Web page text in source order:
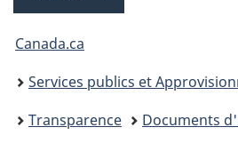
Vous
êtes
ici :
Canada.ca
Services publics et
Transparence
Documents